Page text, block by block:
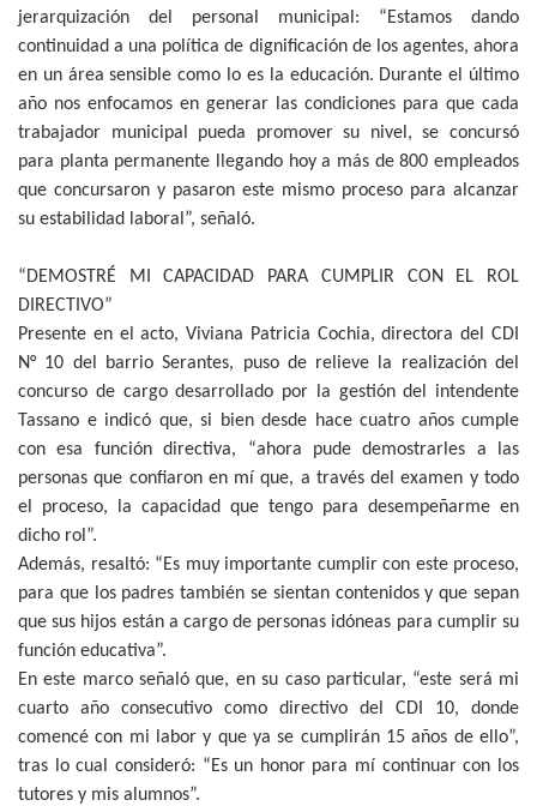
jerarquización del personal municipal: “Estamos dando
continuidad a una política de dignificación de los agentes, ahora
en un área sensible como lo es la educación. Durante el último
año nos enfocamos en generar las condiciones para que cada
trabajador municipal pueda promover su nivel, se concursó
para planta permanente llegando hoy a más de 800 empleados
que concursaron y pasaron este mismo proceso para alcanzar
su estabilidad laboral”, señaló.
“DEMOSTRÉ MI CAPACIDAD PARA CUMPLIR CON EL ROL
DIRECTIVO”
Presente en el acto, Viviana Patricia Cochia, directora del CDI
N° 10 del barrio Serantes, puso de relieve la realización del
concurso de cargo desarrollado por la gestión del intendente
Tassano e indicó que, si bien desde hace cuatro años cumple
con esa función directiva, “ahora pude demostrarles a las
personas que confiaron en mí que, a través del examen y todo
el proceso, la capacidad que tengo para desempeñarme en
dicho rol”.
Además, resaltó: “Es muy importante cumplir con este proceso,
para que los padres también se sientan contenidos y que sepan
que sus hijos están a cargo de personas idóneas para cumplir su
función educativa”.
En este marco señaló que, en su caso particular, “este será mi
cuarto año consecutivo como directivo del CDI 10, donde
comencé con mi labor y que ya se cumplirán 15 años de ello”,
tras lo cual consideró: “Es un honor para mí continuar con los
tutores y mis alumnos”.